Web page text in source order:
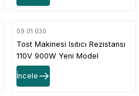
09.01.030
Tost Makinesi Isıtıcı Rezistansı
110V 900W Yeni Model
İncele